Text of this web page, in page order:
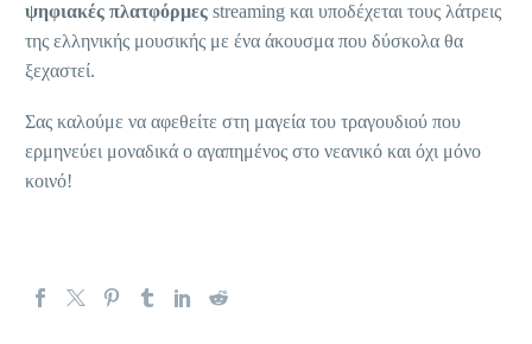
ψηφιακές πλατφόρμες streaming και υποδέχεται τους λάτρεις
της ελληνικής μουσικής με ένα άκουσμα που δύσκολα θα
ξεχαστεί.
Σας καλούμε να αφεθείτε στη μαγεία του τραγουδιού που
ερμηνεύει μοναδικά ο αγαπημένος στο νεανικό και όχι μόνο
κοινό!